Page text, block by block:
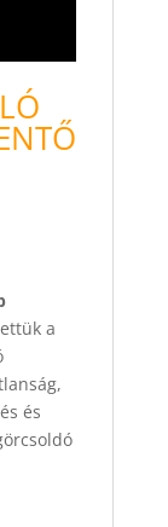
a
és